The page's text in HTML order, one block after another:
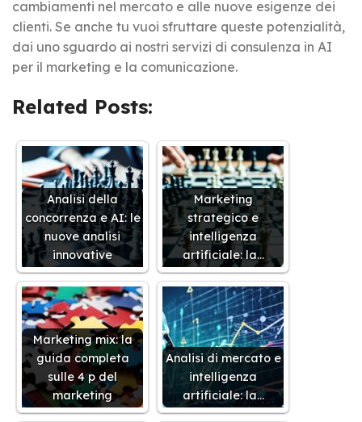
cambiamenti nel mercato e alle nuove esigenze dei
clienti. Se anche tu vuoi sfruttare queste potenzialità,
dai uno sguardo ai nostri servizi di consulenza in AI
per il marketing e la comunicazione.
Related Posts:
Analisi della
concorrenza e AI: le
nuove analisi
innovative
Marketing
strategico e
intelligenza
artificiale: la…
Marketing mix: la
guida completa
sulle 4 p del
marketing
Analisi di mercato e
intelligenza
artificiale: la…